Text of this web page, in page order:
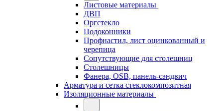
Листовые материалы
ДВП
Оргстекло
Подоконники
Профнастил, лист оцинкованный и
черепица
Сопутствующие для столешниц
Столешницы
Фанера, OSB, панель-сэндвич
Арматура и сетка стеклокомпозитная
Изоляционные материалы